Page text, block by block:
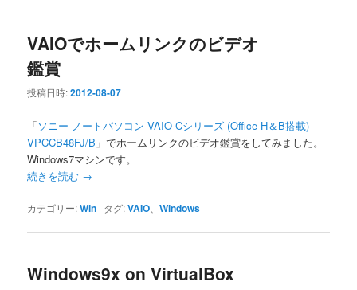
ビ
ゲ
ー
シ
ン
VAIOでホームリンクのビデオ
鑑賞
投稿日時:2012-08-07
「ソニー ノートパソコン VAIO Cシリーズ (Office H＆B搭載)
VPCCB48FJ/B 」でホームリンクのビデオ鑑賞をしてみました。
Windows7マシンです。
続きを読む →
カテゴリー:Win | タグ:VAIO 、Windows
Windows9x on VirtualBox